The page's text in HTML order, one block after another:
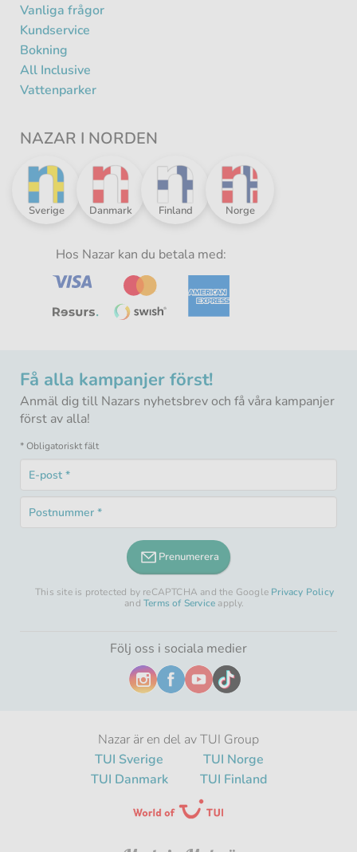
Vanliga frågor
Kundservice
Bokning
All Inclusive
Vattenparker
NAZAR I NORDEN
Nazar
Sverige
Nazar
-
Danmark
Nazar
-
Finland
Nazar
-
Norge
Nazar är en del av TUI Group
TUI Sverige
TUI Norge
TUI Danmark
TUI Finland
Hos Nazar kan du betala med:
Få alla kampanjer först!
Anmäl dig till Nazars nyhetsbrev och få våra kampanjer
först av alla!
* Obligatoriskt fält
E-
post
fält
Postnummer
Obligatoriskt
Prenumerera
This site is protected by reCAPTCHA and the Google Privacy Policy
andTerms of Service apply.
Följ oss i sociala medier